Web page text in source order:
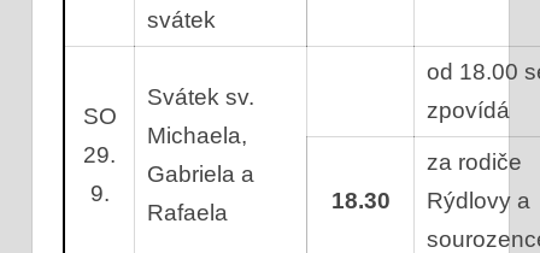
svátek
SO
29.
9.
Svátek sv.
Michaela,
Gabriela a
Rafaela
od 18.00
zpovídá
18.30
za rodiče
Rýdlovy a